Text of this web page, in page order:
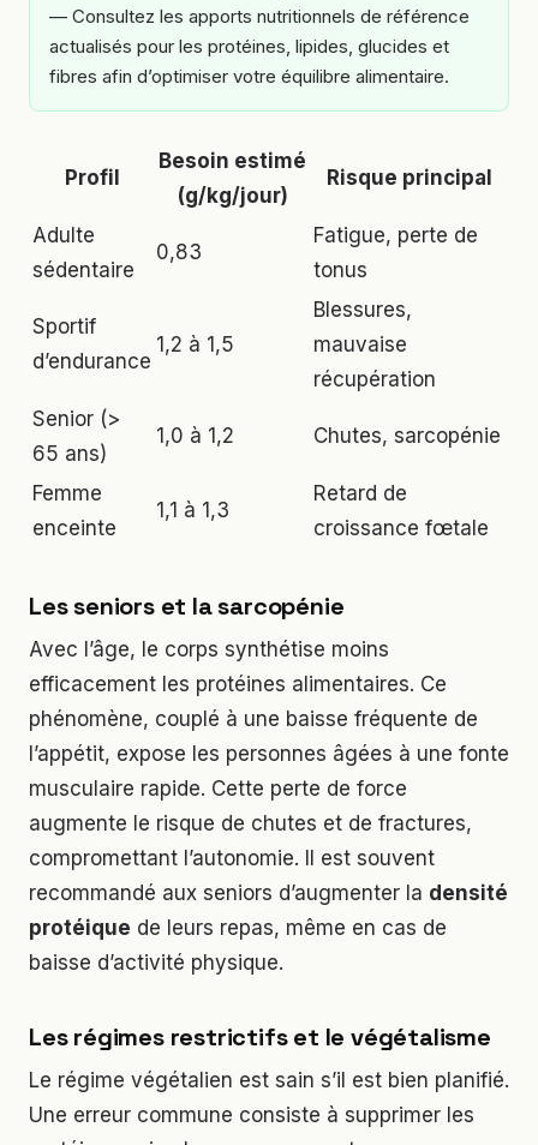
— Consultez les apports nutritionnels de référence
actualisés pour les protéines, lipides, glucides et
fibres afin d’optimiser votre équilibre alimentaire.
Profil
Besoin estimé
(g/kg/jour)
Risque principal
Adulte
sédentaire
0,83
Fatigue, perte de
tonus
Sportif
d’endurance
1,2 à 1,5
Blessures,
mauvaise
récupération
Senior (>
65 ans)
1,0 à 1,2 Chutes, sarcopénie
Femme
enceinte
1,1 à 1,3
Retard de
croissance fœtale
Les seniors et la sarcopénie
Avec l’âge, le corps synthétise moins
efficacement les protéines alimentaires. Ce
phénomène, couplé à une baisse fréquente de
l’appétit, expose les personnes âgées à une fonte
musculaire rapide. Cette perte de force
augmente le risque de chutes et de fractures,
compromettant l’autonomie. Il est souvent
recommandé aux seniors d’augmenter la densité
protéique de leurs repas, même en cas de
baisse d’activité physique.
Les régimes restrictifs et le végétalisme
Le régime végétalien est sain s’il est bien planifié.
Une erreur commune consiste à supprimer les